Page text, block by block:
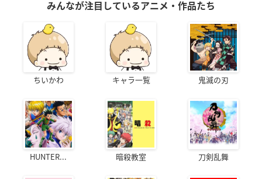
みんなが注目しているアニメ・作品たち
ちいかわ キャラ一覧 鬼滅の刃
HUNTER... 暗殺教室 刀剣乱舞